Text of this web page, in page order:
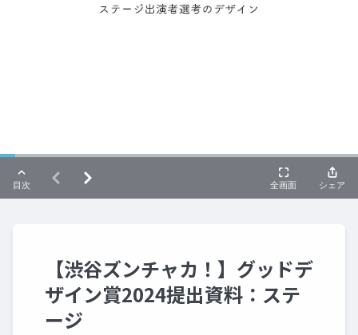
【渋谷ズンチャカ！】グッドデ
ザイン賞2024提出資料：ステ
ージ